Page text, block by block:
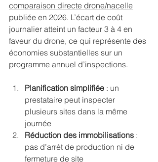
comparaison directe drone/nacelle
publiée en 2026. L’écart de coût
journalier atteint un facteur 3 à 4 en
faveur du drone, ce qui représente des
économies substantielles sur un
programme annuel d’inspections.
Planification simplifiée : un
prestataire peut inspecter
plusieurs sites dans la même
journée
Réduction des immobilisations :
pas d’arrêt de production ni de
fermeture de site